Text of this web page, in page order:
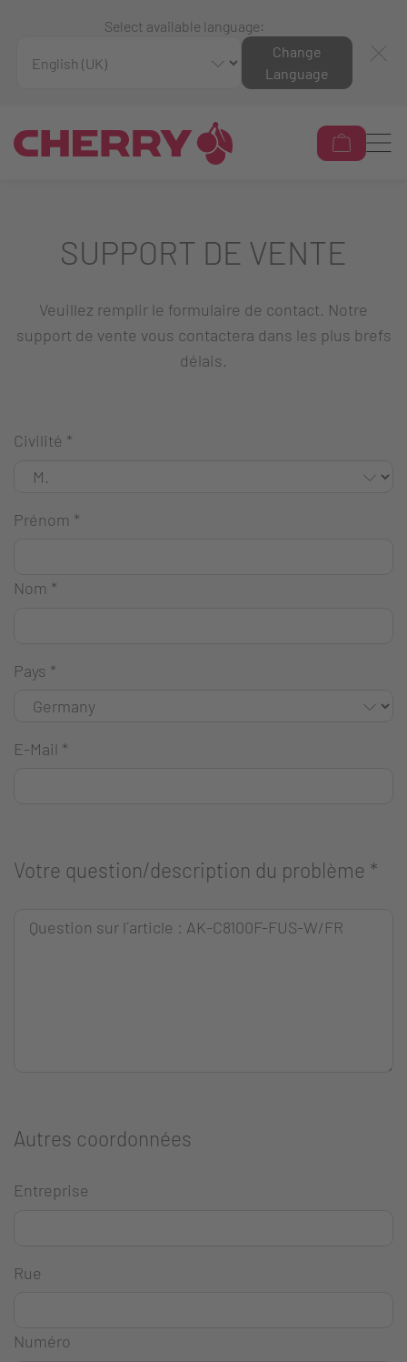
Select available language:
Change
Language
SUPPORT DE VENTE
Veuillez remplir le formulaire de contact. Notre
support de vente vous contactera dans les plus brefs
délais.
Civilité *
Prénom *
Nom *
Pays *
E-Mail *
Votre question/description du problème *
Autres coordonnées
Entreprise
Rue
Numéro